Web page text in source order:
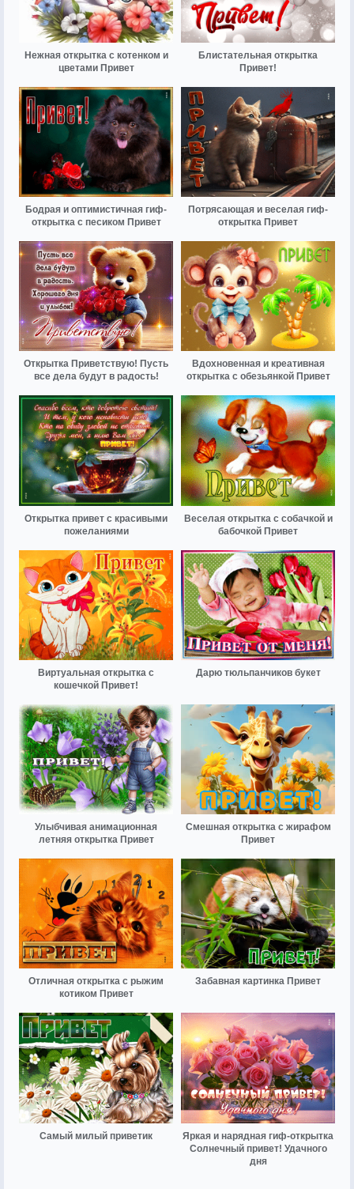
Нежная открытка с котенком и
цветами Привет
Блистательная открытка
Привет!
Бодрая и оптимистичная гиф-
открытка с песиком Привет
Потрясающая и веселая гиф-
открытка Привет
Открытка Приветствую! Пусть
все дела будут в радость!
Вдохновенная и креативная
открытка с обезьянкой Привет
Открытка привет с красивыми
пожеланиями
Веселая открытка с собачкой и
бабочкой Привет
Виртуальная открытка с
кошечкой Привет!
Дарю тюльпанчиков букет
Улыбчивая анимационная
летняя открытка Привет
Смешная открытка с жирафом
Привет
Отличная открытка с рыжим
котиком Привет
Забавная картинка Привет
Самый милый приветик
Яркая и нарядная гиф-открытка
Солнечный привет! Удачного
дня